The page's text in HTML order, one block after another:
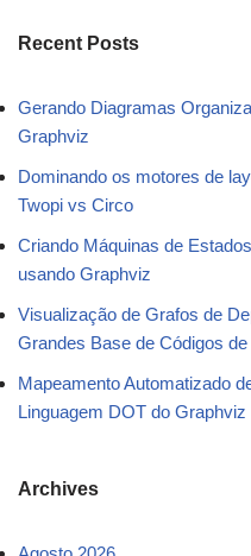
Recent Posts
Gerando Diagramas
Graphviz
Dominando os motores de
Twopi vs Circo
Criando Máquinas de
usando Graphviz
Visualização de Grafos de
Grandes Base de Códigos
Mapeamento Automatizado
Linguagem DOT do Graphviz
Archives